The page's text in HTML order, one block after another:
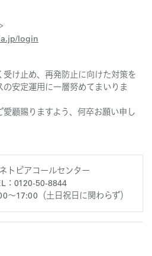
login
け止め、再発防止に向けた対策を
安定運用に一層努めてまいりま
顧賜りますよう、何卒お願い申し
トピアコールセンター
：0120-50-8844
～17:00（土日祝日に関わらず）